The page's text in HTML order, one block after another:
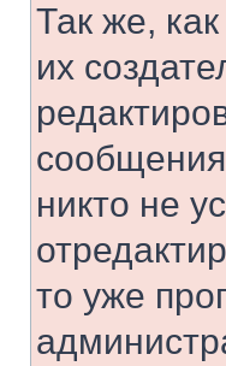
Так же,
их
никто не
то уже